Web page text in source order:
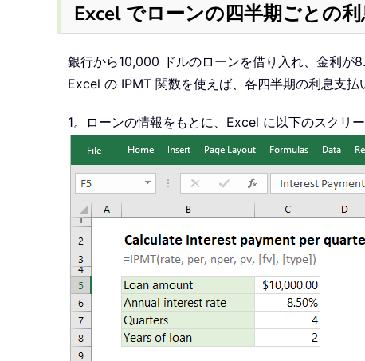
Excel でローンの四半期ごとの
銀行から10,000 ドルのローンを借り入れ、金利が
Excel の IPMT 関数を使えば、各四半期の利息支払
1。ローンの情報をもとに、Excel に以下のスクリ